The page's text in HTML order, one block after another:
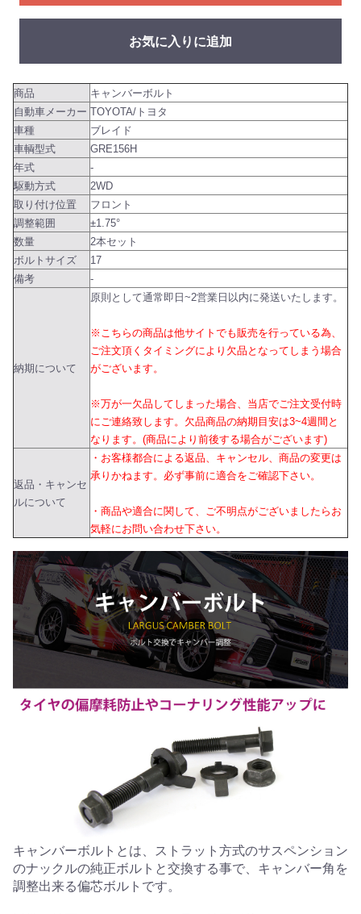
お気に入りに追加
商品
キャンバーボルト
自動車メーカー TOYOTA/トヨタ
車種
ブレイド
車輌型式
GRE156H
年式
-
駆動方式
2WD
取り付け位置
フロント
調整範囲
±1.75°
数量
2本セット
ボルトサイズ
17
備考
-
納期について
原則として通常即日~2営業日以内に発送いたします。
※こちらの商品は他サイトでも販売を行っている為、
ご注文頂くタイミングにより欠品となってしまう場合
がございます。
※万が一欠品してしまった場合、当店でご注文受付時
にご連絡致します。欠品商品の納期目安は3~4週間と
なります。(商品により前後する場合がございます)
返品・キャンセ
ルについて
・お客様都合による返品、キャンセル、商品の変更は
承りかねます。必ず事前に適合をご確認下さい。
・商品や適合に関して、ご不明点がございましたらお
気軽にお問い合わせ下さい。
キャンバーボルトとは、ストラット方式のサスペンション
のナックルの純正ボルトと交換する事で、キャンバー角を
調整出来る偏芯ボルトです。